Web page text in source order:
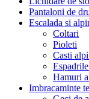
Pantaloni de
Escalada si
Coltari
Pioleti
Casti
Hamuri
Imbracaminte